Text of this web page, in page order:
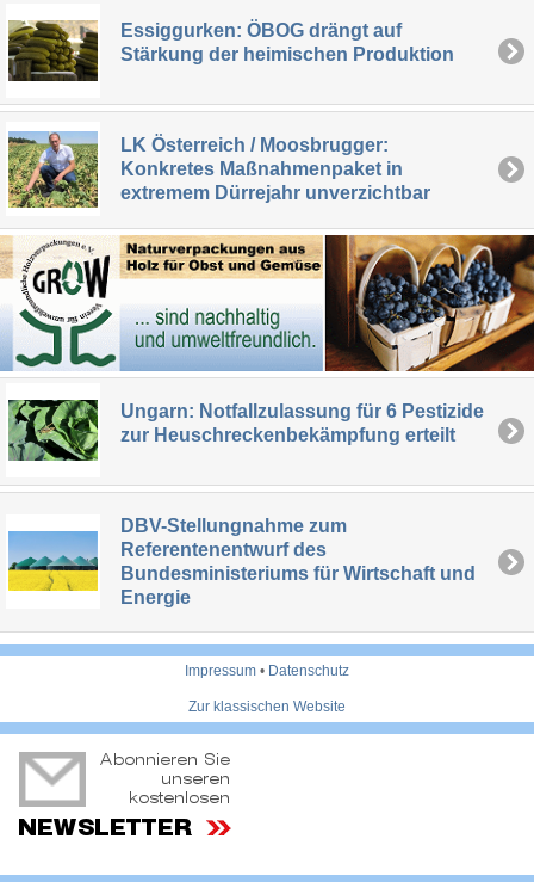
Essiggurken: ÖBOG drängt auf
Stärkung der heimischen Produktion
LK Österreich / Moosbrugger:
Konkretes Maßnahmenpaket in
extremem Dürrejahr unverzichtbar
Ungarn: Notfallzulassung für 6 Pestizide
zur Heuschreckenbekämpfung erteilt
DBV-Stellungnahme zum
Referentenentwurf des
Bundesministeriums für Wirtschaft und
Energie
Impressum • Datenschutz
Zur klassischen Website